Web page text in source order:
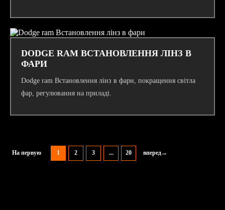
DODGE RAM ВСТАНОВЛЕННЯ ЛІНЗ В
ФАРИ
Dodge ram Встановлення лінз в фари, покращення світла
фар, регулювання на приладі.
На первую 1 2 3 ... 20 вперед→